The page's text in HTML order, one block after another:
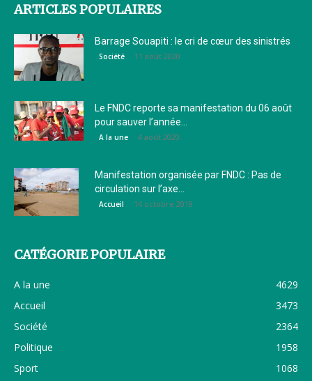
ARTICLES POPULAIRES
Barrage Souapiti : le cri de cœur des sinistrés
Société 11 août 2020
Le FNDC reporte sa manifestation du 06 août
pour sauver l’année...
A la une 4 août 2020
Manifestation organisée par FNDC : Pas de
circulation sur l’axe...
Accueil 14 octobre 2019
CATÉGORIE POPULAIRE
A la une
4629
Accueil
3473
Société
2364
Politique
1958
Sport
1068